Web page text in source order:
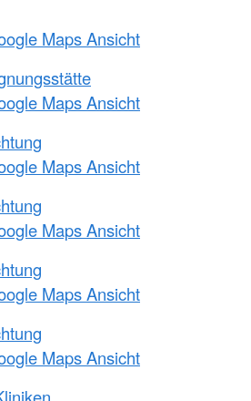
Maps Ansicht
Maps Ansicht
Maps Ansicht
Maps Ansicht
Maps Ansicht
Maps Ansicht